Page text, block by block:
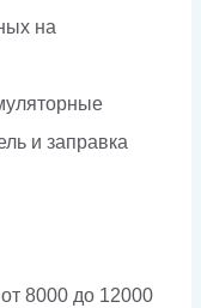
на
и заправка
8000 до 12000